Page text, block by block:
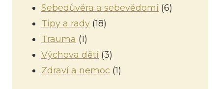
Sebedůvěra a sebevědomí (6)
Tipy a rady (18)
Trauma (1)
Výchova dětí (3)
Zdraví a nemoc (1)